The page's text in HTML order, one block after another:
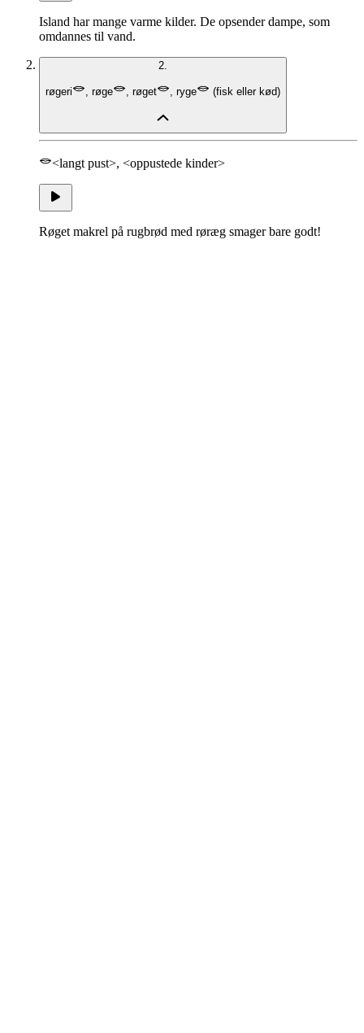
Island har mange varme kilder. De opsender dampe, som
omdannes til vand.
2.
røgeri røge røget ryge (fisk eller kød)
<langt pust>, <oppustede kinder>
Røget makrel på rugbrød med røræg smager bare godt!